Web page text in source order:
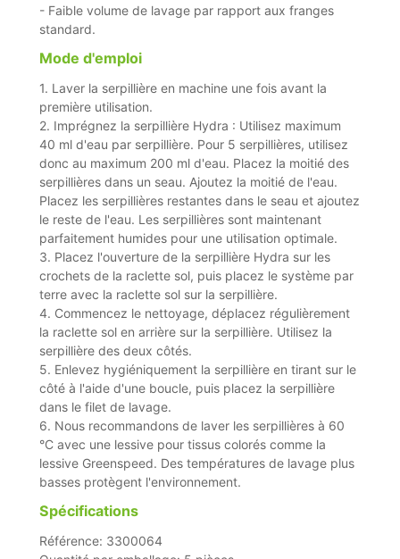
- Faible volume de lavage par rapport aux franges
standard.
Mode d'emploi
1. Laver la serpillière en machine une fois avant la
première utilisation.
2. Imprégnez la serpillière Hydra : Utilisez maximum
40 ml d'eau par serpillière. Pour 5 serpillières, utilisez
donc au maximum 200 ml d'eau. Placez la moitié des
serpillières dans un seau. Ajoutez la moitié de l'eau.
Placez les serpillières restantes dans le seau et ajoutez
le reste de l'eau. Les serpillières sont maintenant
parfaitement humides pour une utilisation optimale.
3. Placez l'ouverture de la serpillière Hydra sur les
crochets de la raclette sol, puis placez le système par
terre avec la raclette sol sur la serpillière.
4. Commencez le nettoyage, déplacez régulièrement
la raclette sol en arrière sur la serpillière. Utilisez la
serpillière des deux côtés.
5. Enlevez hygiéniquement la serpillière en tirant sur le
côté à l'aide d'une boucle, puis placez la serpillière
dans le filet de lavage.
6. Nous recommandons de laver les serpillières à 60
°C avec une lessive pour tissus colorés comme la
lessive Greenspeed. Des températures de lavage plus
basses protègent l'environnement.
Spécifications
Référence: 3300064